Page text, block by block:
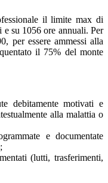
il limite max di
e su 1056 ore annuali. Per
per essere ammessi alla
il 75% del monte
debitamente motivati e
alla malattia o
e documentate
(lutti, trasferimenti,